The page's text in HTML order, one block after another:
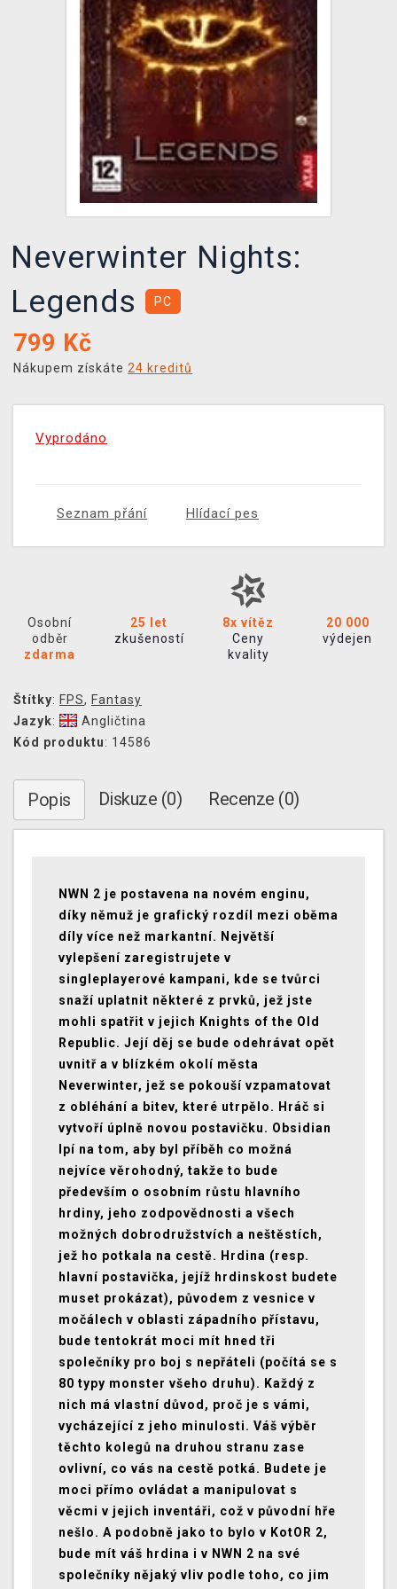
DOPRAVA
XZONE KLUB
TCG & BOARDGAME HUB
VÝKUP HER (BAZAR)
Neverwinter Nights:
Legends
PC
799 Kč
Nákupem získáte 24 kreditů
Vyprodáno
Seznam přání Hlídací pes
Osobní
odběr
zdarma
25 let
zkušeností
8x vítěz
Ceny
kvality
20 000
výdejen
Štítky: FPS, Fantasy
Jazyk:
Angličtina
Kód produktu: 14586
Popis Diskuze (0) Recenze (0)
NWN 2 je postavena na novém enginu,
díky němuž je grafický rozdíl mezi oběma
díly více než markantní. Největší
vylepšení zaregistrujete v
singleplayerové kampani, kde se tvůrci
snaží uplatnit některé z prvků, jež jste
mohli spatřit v jejich Knights of the Old
Republic. Její děj se bude odehrávat opět
uvnitř a v blízkém okolí města
Neverwinter, jež se pokouší vzpamatovat
z obléhání a bitev, které utrpělo. Hráč si
vytvoří úplně novou postavičku. Obsidian
lpí na tom, aby byl příběh co možná
nejvíce věrohodný, takže to bude
především o osobním růstu hlavního
hrdiny, jeho zodpovědnosti a všech
možných dobrodružstvích a neštěstích,
jež ho potkala na cestě. Hrdina (resp.
hlavní postavička, jejíž hrdinskost budete
muset prokázat), původem z vesnice v
močálech v oblasti západního přístavu,
bude tentokrát moci mít hned tři
společníky pro boj s nepřáteli (počítá se s
80 typy monster všeho druhu). Každý z
nich má vlastní důvod, proč je s vámi,
vycházející z jeho minulosti. Váš výběr
těchto kolegů na druhou stranu zase
ovlivní, co vás na cestě potká. Budete je
moci přímo ovládat a manipulovat s
věcmi v jejich inventáři, což v původní hře
nešlo. A podobně jako to bylo v KotOR 2,
bude mít váš hrdina i v NWN 2 na své
společníky nějaký vliv podle toho, co jim